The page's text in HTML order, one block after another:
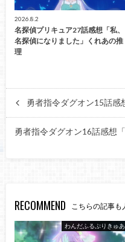
2026.8.2
名探偵プリキュア27話感想「私、
名探偵になりました」くれあの推
理
勇者指令ダグオン15話感
勇者指令ダグオン16話感想
RECOMMEND こちらの記事も
わんだふるぷりきゅあ